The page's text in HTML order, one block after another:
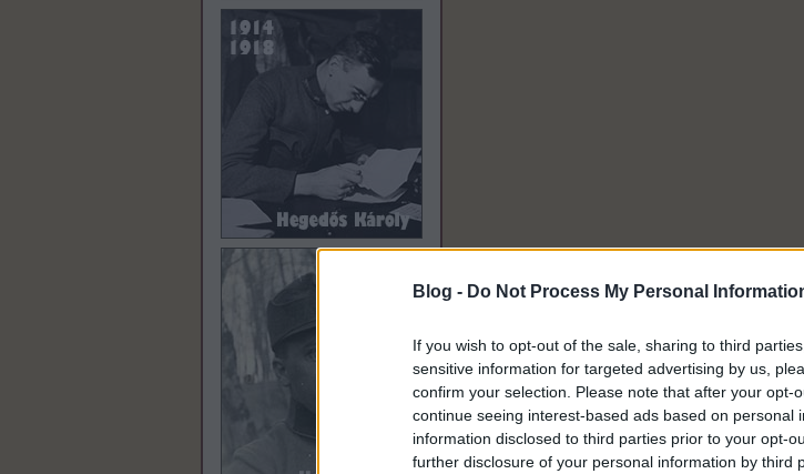
Blog - Do Not Process My Personal
If you wish to opt-out of the sale, sharing to third
sensitive information for targeted advertising by us,
confirm your selection. Please note that after your opt-
continue seeing interest-based ads based on personal
information disclosed to third parties prior to your opt-
further disclosure of your personal information by third